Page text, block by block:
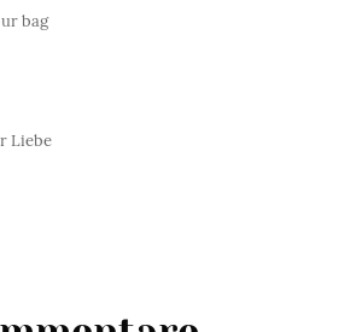
bag
Liebe